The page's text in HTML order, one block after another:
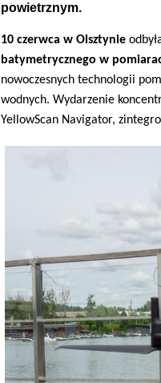
powietrznym.
10 czerwca w Olsztynie
batymetrycznego w
nowoczesnych technologii
wodnych. Wydarzenie
YellowScan Navigator,